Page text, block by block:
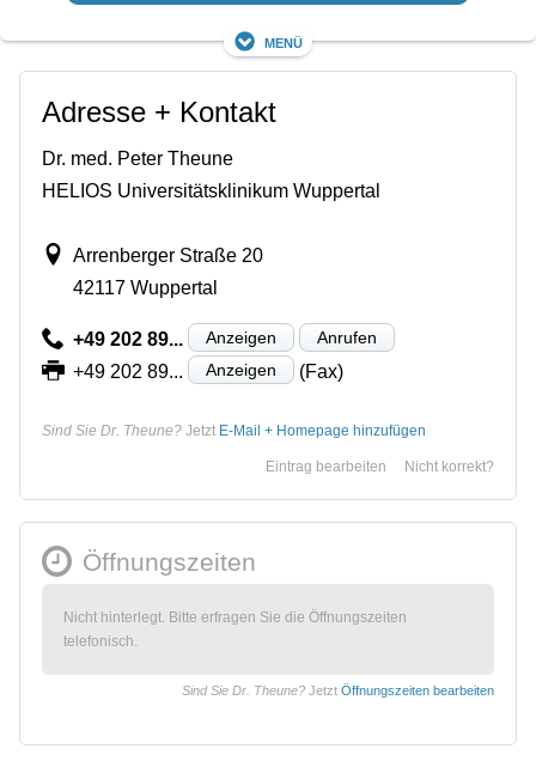
Menü
Adresse + Kontakt
Dr. med. Peter Theune
HELIOS Universitätsklinikum Wuppertal
Arrenberger Straße 20
42117 Wuppertal
+49 202 89... Anzeigen Anrufen
+49 202 89... Anzeigen (Fax)
Sind Sie Dr. Theune? Jetzt E-Mail + Homepage hinzufügen
Nicht korrekt?
Eintrag bearbeiten
Öffnungszeiten
Nicht hinterlegt. Bitte erfragen Sie die Öffnungszeiten
telefonisch.
Sind Sie Dr. Theune? Jetzt Öffnungszeiten bearbeiten